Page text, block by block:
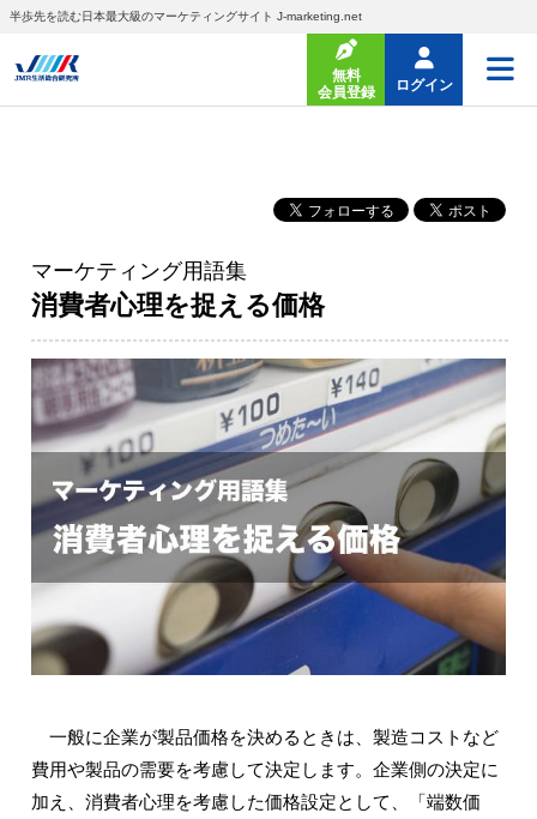
半歩先を読む日本最大級のマーケティングサイト J-marketing.net
無料
会員登録
ログイン
マーケティング用語集
消費者心理を捉える価格
一般に企業が製品価格を決めるときは、製造コストなど
費用や製品の需要を考慮して決定します。企業側の決定に
加え、消費者心理を考慮した価格設定として、「端数価